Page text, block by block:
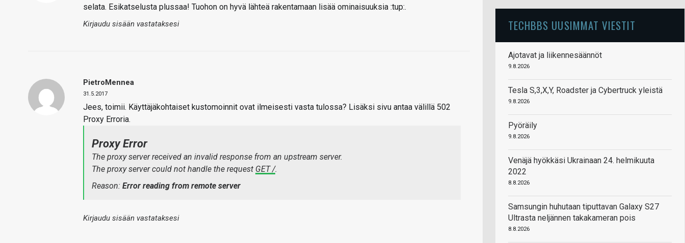
selata. Esikatselusta plussaa! Tuohon on hyvä lähteä rakentamaan lisää ominaisuuksia :tup:.
Kirjaudu sisään vastataksesi
PietroMennea
31.5.2017
Jees, toimii. Käyttäjäkohtaiset kustomoinnit ovat ilmeisesti vasta tulossa? Lisäksi sivu antaa välillä 502
Proxy Erroria.
Proxy Error
The proxy server received an invalid response from an upstream server.
The proxy server could not handle the request GET /.
Reason: Error reading from remote server
Kirjaudu sisään vastataksesi
TECHBBS UUSIMMAT VIESTIT
Ajotavat ja liikennesäännöt
9.8.2026
Tesla S,3,X,Y, Roadster ja Cybertruck yleistä
9.8.2026
Pyöräily
9.8.2026
Venäjä hyökkäsi Ukrainaan 24. helmikuuta
2022
8.8.2026
Samsungin huhutaan tiputtavan Galaxy S27
Ultrasta neljännen takakameran pois
8.8.2026